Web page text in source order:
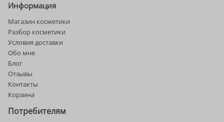
Информация
Магазин косметики
Разбор косметики
Условия доставки
Обо мне
Блог
Отзывы
Контакты
Корзина
Потребителям